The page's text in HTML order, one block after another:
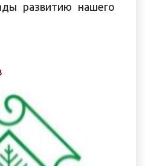
развитию нашего